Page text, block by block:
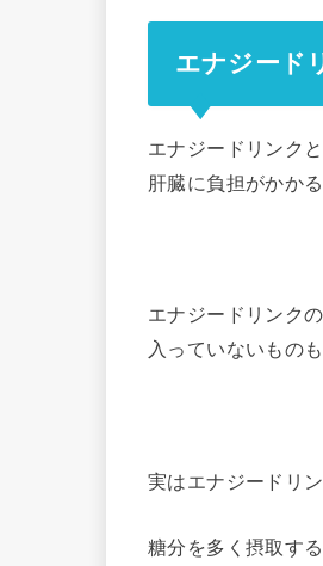
エナジード
エナジードリンク
肝臓に負担がかか
エナジードリンク
入っていないもの
実はエナジードリ
糖分を多く摂取す